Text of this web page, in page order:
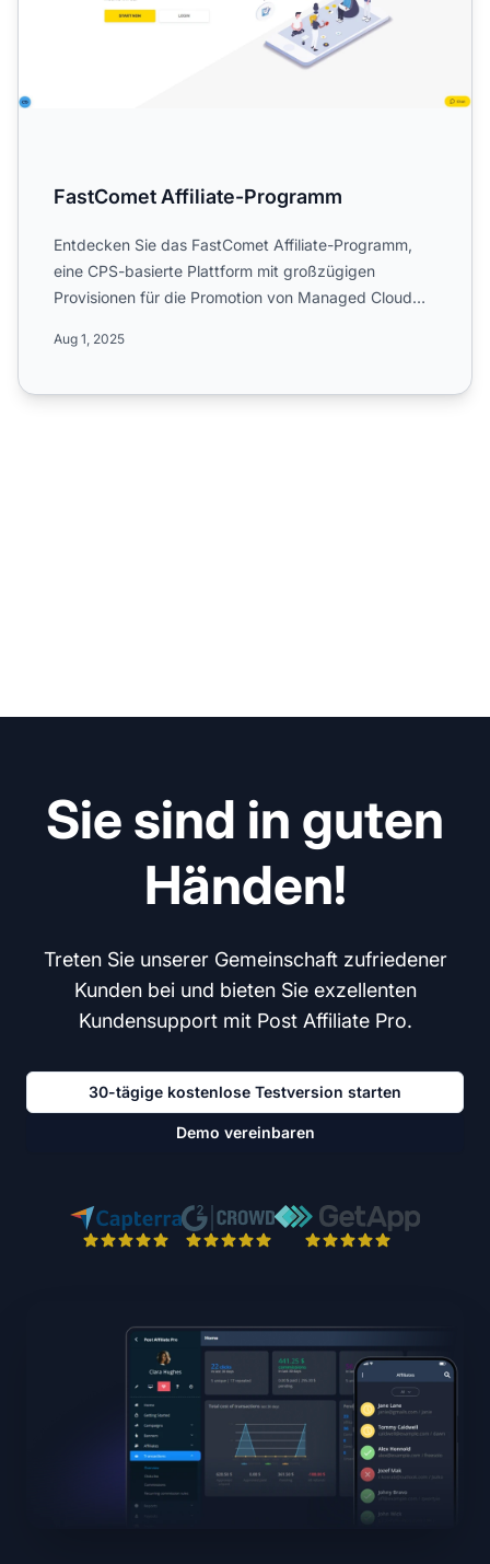
FastComet Affiliate-Programm
Entdecken Sie das FastComet Affiliate-Programm,
eine CPS-basierte Plattform mit großzügigen
Provisionen für die Promotion von Managed Cloud
Aug 1, 2025
Sie sind in guten
Händen!
Treten Sie unserer Gemeinschaft zufriedener
Kunden bei und bieten Sie exzellenten
Kundensupport mit Post Affiliate Pro.
30-tägige kostenlose Testversion starten
Demo vereinbaren